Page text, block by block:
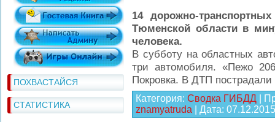
ПОХВАСТАЙСЯ
СТАТИСТИКА
14 дорожно-
Тюменской области в
человека.
В субботу на областных
три автомобиля. «Пежо
Покровка. В ДТП
Категория: Сводка ГИБДД |
znamyatruda | Дата: 07.12.2015